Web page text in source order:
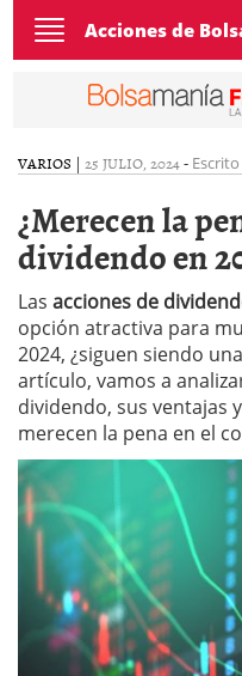
Toggle
navigation
Acciones de
VARIOS | 25 JULIO, 2024-
¿Merecen la
dividendo en
Las acciones de
opción atractiva para
2024, ¿siguen siendo
artículo, vamos a
dividendo, sus ventajas
merecen la pena en el